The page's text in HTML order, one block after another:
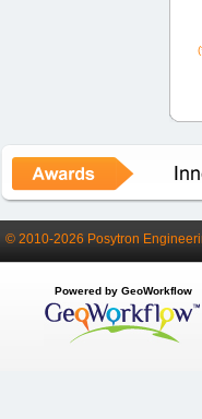
© 2010-2026 Posytron
Powered by GeoWorkflow